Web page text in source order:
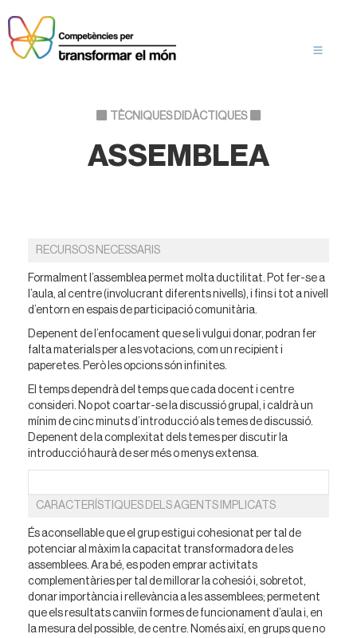
TÈCNIQUES DIDÀCTIQUES
ASSEMBLEA
RECURSOS NECESSARIS
Formalment l’assemblea permet molta ductilitat. Pot fer-se a
l’aula, al centre (involucrant diferents nivells), i fins i tot a nivell
d’entorn en espais de participació comunitària.
Depenent de l’enfocament que se li vulgui donar, podran fer
falta materials per a les votacions, com un recipient i
paperetes. Però les opcions són infinites.
El temps dependrà del temps que cada docent i centre
consideri. No pot coartar-se la discussió grupal, i caldrà un
mínim de cinc minuts d’introducció als temes de discussió.
Depenent de la complexitat dels temes per discutir la
introducció haurà de ser més o menys extensa.
CARACTERÍSTIQUES DELS AGENTS IMPLICATS
És aconsellable que el grup estigui cohesionat per tal de
potenciar al màxim la capacitat transformadora de les
assemblees. Ara bé, es poden emprar activitats
complementàries per tal de millorar la cohesió i, sobretot,
donar importància i rellevància a les assemblees; permetent
que els resultats canviïn formes de funcionament d’aula i, en
la mesura del possible, de centre. Només així, en grups que no